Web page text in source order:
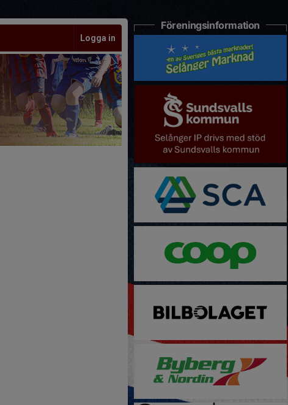
Logga in
Föreningsinformation